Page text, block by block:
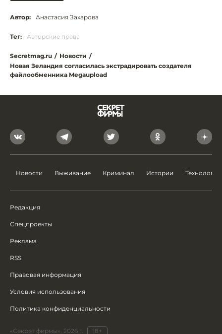
Автор: Анастасия Захарова
Тег: Авторские права
Secretmag.ru / Новости /
Новая Зеландия согласилась экстрадировать создателя
файлообменника Megaupload
Новости Выживание Криминал Истории Технологии
Редакция
Спецпроекты
Реклама
RSS
Правовая информация
Условия использования
Политика конфиденциальности
«Секрет фирмы», 2026 г. 18+